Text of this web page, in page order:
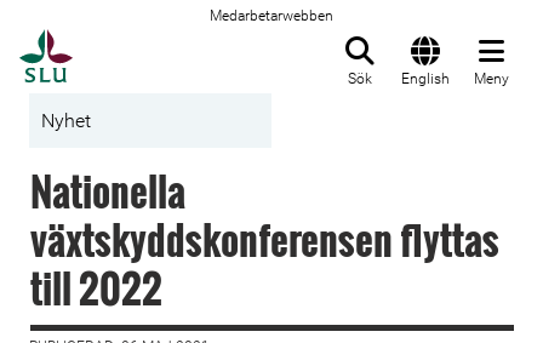
Medarbetarwebben
Sök English Meny
Nyhet
Nationella
växtskyddskonferensen flyttas
till 2022